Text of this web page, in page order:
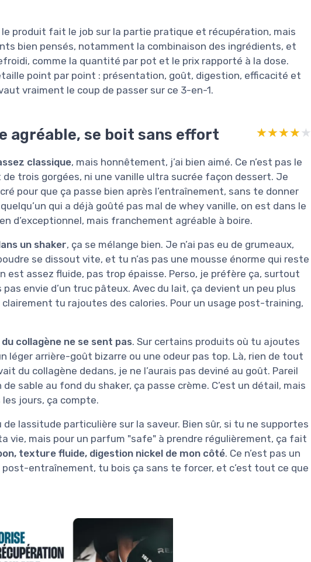
produit fait le job sur la partie pratique et récupération, mais
bien pensés, notamment la combinaison des ingrédients, et
comme la quantité par pot et le prix rapporté à la dose.
point par point : présentation, goût, digestion, efficacité et
vraiment le coup de passer sur ce 3-en-1.
agréable, se boit sans effort ★★★★★
★★★★★
classique, mais honnêtement, j’ai bien aimé. Ce n’est pas le
trois gorgées, ni une vanille ultra sucrée façon dessert. Je
pour que ça passe bien après l’entraînement, sans te donner
qui a déjà goûté pas mal de whey vanille, on est dans le
d’exceptionnel, mais franchement agréable à boire.
un shaker, ça se mélange bien. Je n’ai pas eu de grumeaux,
se dissout vite, et tu n’as pas une mousse énorme qui reste
est assez fluide, pas trop épaisse. Perso, je préfère ça, surtout
pas envie d’un truc pâteux. Avec du lait, ça devient un peu plus
tu rajoutes des calories. Pour un usage post-training,
collagène ne se sent pas. Sur certains produits où tu ajoutes
léger arrière-goût bizarre ou une odeur pas top. Là, rien de tout
du collagène dedans, je ne l’aurais pas deviné au goût. Pareil
sable au fond du shaker, ça passe crème. C’est un détail, mais
jours, ça compte.
de lassitude particulière sur la saveur. Bien sûr, si tu ne supportes
vie, mais pour un parfum "safe" à prendre régulièrement, ça fait
texture fluide, digestion nickel de mon côté. Ce n’est pas un
entraînement, tu bois ça sans te forcer, et c’est tout ce que